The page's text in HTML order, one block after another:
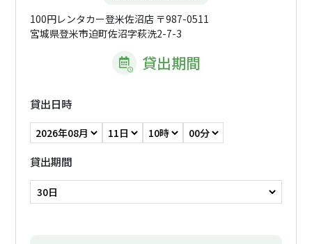
100円レンタカー登米佐沼店 〒987-0511
宮城県登米市迫町佐沼字萩洗2-7-3
貸出期間
貸出日時
貸出期間